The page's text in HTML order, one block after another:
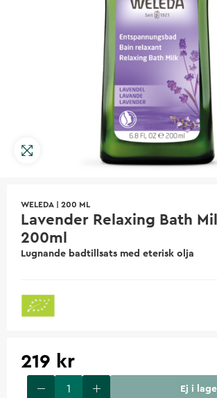
WELEDA 200 ML
Lavender Relaxing Bath
200ml
Lugnande badtillsats med eterisk olja
219 kr
Ej i